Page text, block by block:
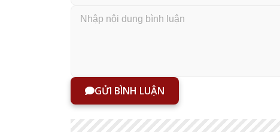
GỬI BÌNH LUẬN